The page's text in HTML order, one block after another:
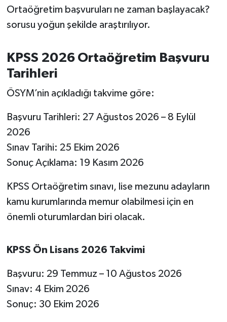
Ortaöğretim başvuruları ne zaman başlayacak?
sorusu yoğun şekilde araştırılıyor.
KPSS 2026 Ortaöğretim Başvuru
Tarihleri
ÖSYM’nin açıkladığı takvime göre:
Başvuru Tarihleri: 27 Ağustos 2026 – 8 Eylül
2026
Sınav Tarihi: 25 Ekim 2026
Sonuç Açıklama: 19 Kasım 2026
KPSS Ortaöğretim sınavı, lise mezunu adayların
kamu kurumlarında memur olabilmesi için en
önemli oturumlardan biri olacak.
KPSS Ön Lisans 2026 Takvimi
Başvuru: 29 Temmuz – 10 Ağustos 2026
Sınav: 4 Ekim 2026
Sonuç: 30 Ekim 2026
MAGAZİN
Manyas
OLAY
OTOMOTİV
Resmi İlanlar
Savaştepe
SİYASET
Sındırgı
SPOR